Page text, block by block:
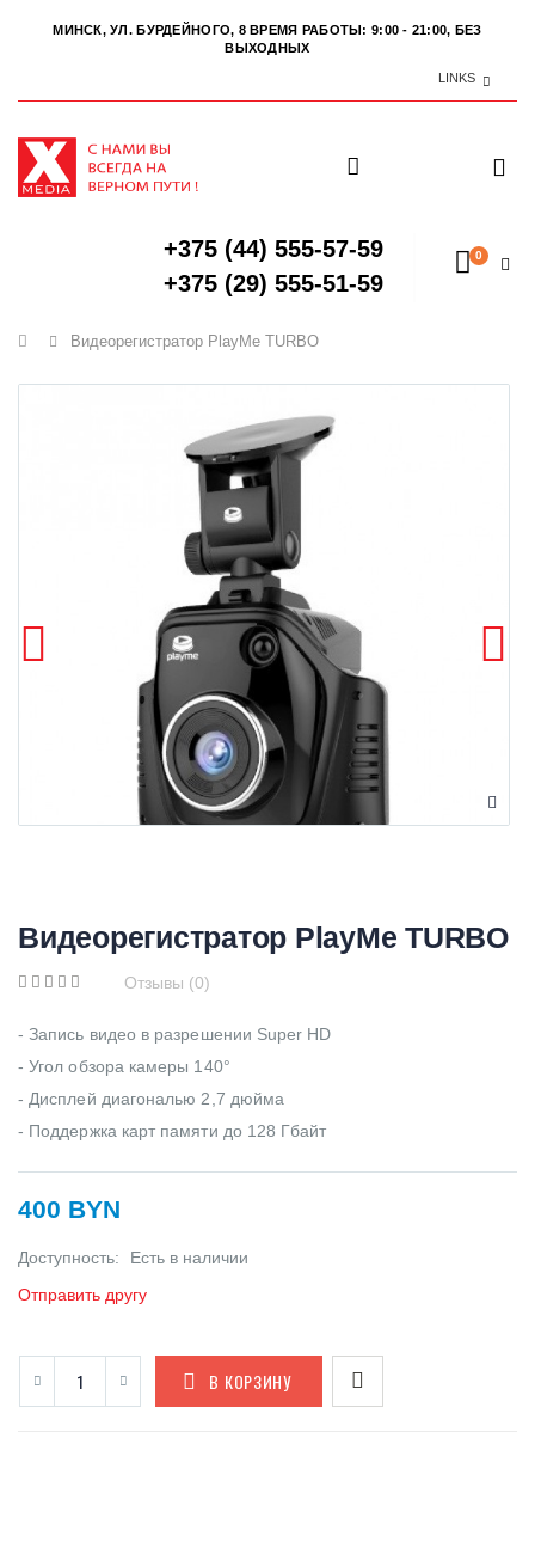
МИНСК, УЛ. БУРДЕЙНОГО, 8 ВРЕМЯ РАБОТЫ: 9:00 - 21:00, БЕЗ
ВЫХОДНЫХ
LINKS
+375 (44) 555-57-59
+375 (29) 555-51-59
0
Главная
Видеорегистратор PlayMe TURBO
Видеорегистратор PlayMe TURBO
Отзывы (0)
- Запись видео в разрешении Super HD
- Угол обзора камеры 140°
- Дисплей диагональю 2,7 дюйма
- Поддержка карт памяти до 128 Гбайт
400 BYN
Доступность:
Есть в наличии
Отправить другу
В КОРЗИНУ